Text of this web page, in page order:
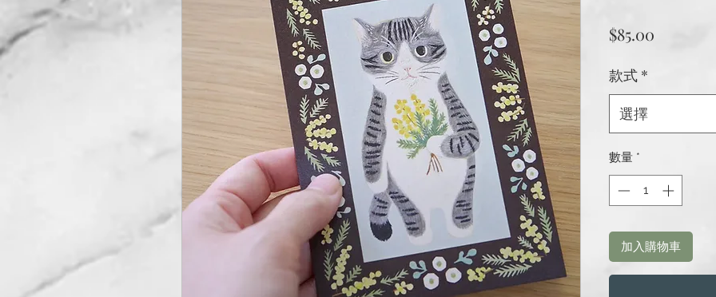
$85.00
款式 *
選擇
數量 *
加入購物車